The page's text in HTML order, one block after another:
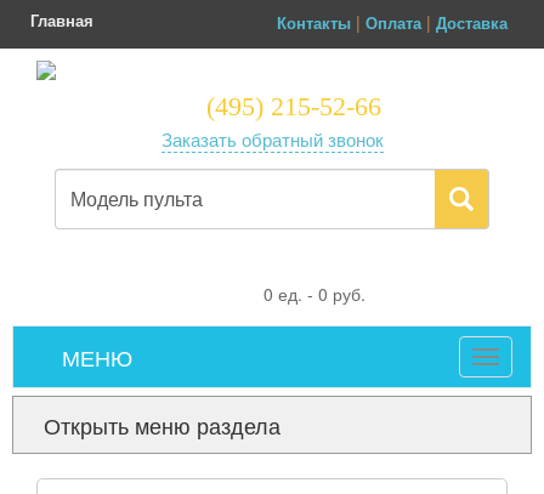
Главная Контакты | Оплата | Доставка
(495) 215-52-66
Заказать обратный звонок
0 ед. - 0 руб.
Toggle
МЕНЮ
Открыть меню раздела